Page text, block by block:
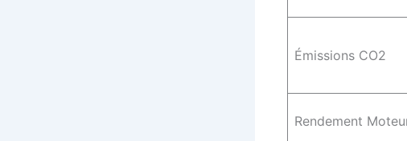
Émissions CO2
Rendement